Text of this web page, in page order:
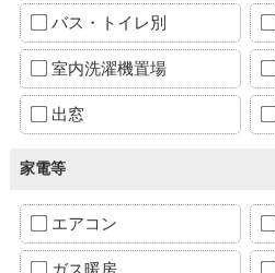
バス・トイレ別
室内洗濯機置場
出窓
家電等
エアコン
ガス暖房